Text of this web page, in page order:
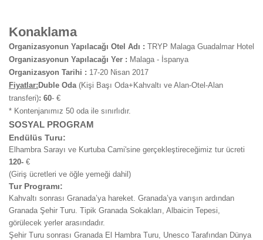
Konaklama
Organizasyonun Yapılacağı Otel Adı : TRYP Malaga Guadalmar Hotel
Organizasyonun Yapılacağı Yer : Malaga - İspanya
Organizasyon Tarihi : 17-20 Nisan 2017
Fiyatlar: Duble Oda (Kişi Başı Oda+Kahvaltı ve Alan-Otel-Alan
transferi): 60- €
* Kontenjanımız 50 oda ile sınırlıdır.
SOSYAL PROGRAM
Endülüs Turu:
Elhambra Sarayı ve Kurtuba Cami'sine gerçekleştireceğimiz tur ücreti
120- €
(Giriş ücretleri ve öğle yemeği dahil)
Tur Programı:
Kahvaltı sonrası Granada’ya hareket. Granada’ya varışın ardından
Granada Şehir Turu. Tipik Granada Sokakları, Albaicin Tepesi,
görülecek yerler arasındadır.
Şehir Turu sonrası Granada El Hambra Turu, Unesco Tarafından Dünya